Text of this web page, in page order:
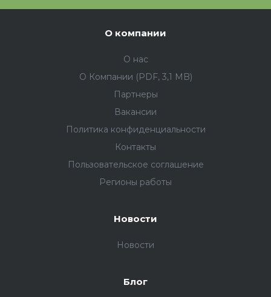
О компании
О нас
О Компании (PDF, 3,1 MB)
Партнеры
Вакансии
Политика конфиденциальности
Контакты
Пользовательское соглашение
Регионы работы
Новости
Новости
Блог